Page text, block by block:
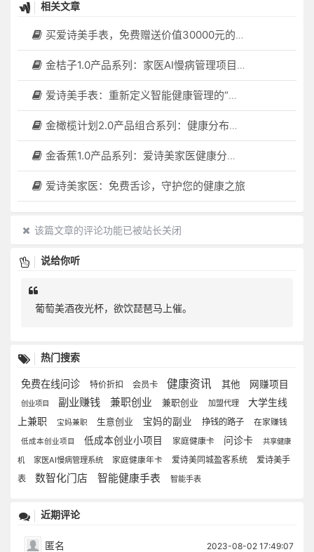
相关文章
买爱诗美手表，免费赠送价值30000元的数智化门店系统一套（含硬件）
金桔子1.0产品系列：家医AI慢病管理项目全国招募区域合伙人，低投入，高回报，长收益
爱诗美手表：重新定义智能健康管理的“医疗级守护者”
金橄榄计划2.0产品组合系列：健康分布机（健康一体机）+慢病管理系统，可落地在健康小屋，社区服务中心等等
金香蕉1.0产品系列：爱诗美家医健康分布机，健康一体机，社区服务中心，药店，健康小屋都需要
爱诗美家医：免费舌诊，守护您的健康之旅
该篇文章的评论功能已被站长关闭
说给你听
葡萄美酒夜光杯，欲饮琵琶马上催。
热门搜索
免费在线问诊 特价折扣 会员卡 健康资讯 其他 网赚项目
创业项目 副业赚钱 兼职创业 兼职创业 加盟代理
大学生线
上兼职
宝妈兼职 生意创业 宝妈的副业 挣钱的路子 在家赚钱
低成本创业项目 低成本创业小项目 家庭健康卡 问诊卡 共享健康
机 家医AI慢病管理系统 家庭健康年卡 爱诗美同城盈客系统
爱诗美手
表
数智化门店 智能健康手表 智能手表
近期评论
匿名 2023-08-02 17:49:07